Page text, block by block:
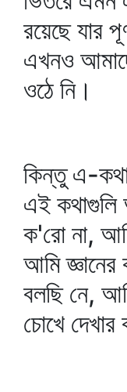
রয়েছে যার
এখনও
ওঠে নি।
কিন্তু এ-
এই কথাগুলি
ক'রো না,
আমি জ্ঞানের
বলছি নে,
চোখে